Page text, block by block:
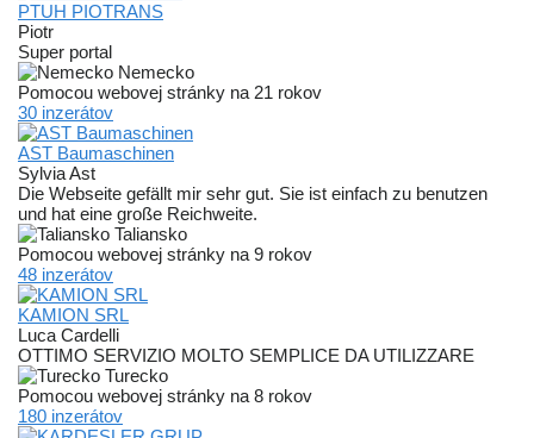
PTUH PIOTRANS
Piotr
Super portal
Nemecko
Pomocou webovej stránky na 21 rokov
30 inzerátov
AST Baumaschinen
Sylvia Ast
Die Webseite gefällt mir sehr gut. Sie ist einfach zu benutzen
und hat eine große Reichweite.
Taliansko
Pomocou webovej stránky na 9 rokov
48 inzerátov
KAMION SRL
Luca Cardelli
OTTIMO SERVIZIO MOLTO SEMPLICE DA UTILIZZARE
Turecko
Pomocou webovej stránky na 8 rokov
180 inzerátov